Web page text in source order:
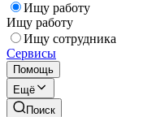
Ищу работу
Ищу работу
Ищу сотрудника
Сервисы
Помощь
Ещё
Поиск